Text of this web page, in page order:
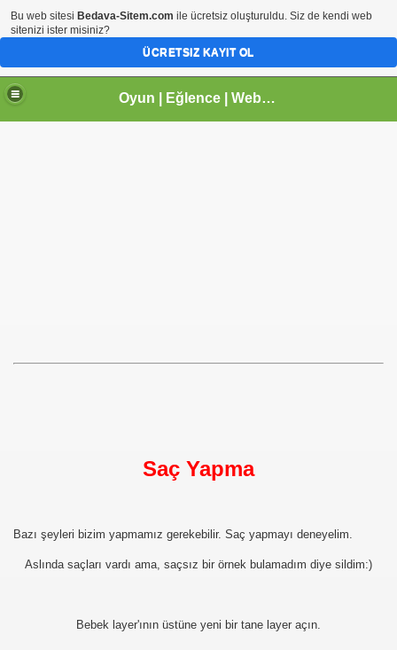
Oyun | Eğlence | Webmaster | tr.gg Paylaşım Sitesi | Arhavi |Kireçlik Köyü
Saç Yapma
Bazı şeyleri bizim yapmamız gerekebilir. Saç yapmayı deneyelim.
Aslında saçları vardı ama, saçsız bir örnek bulamadım diye sildim:)
Bebek layer'ının üstüne yeni bir tane layer açın.
Bu web sitesi Bedava-Sitem.com ile ücretsiz oluşturuldu. Siz de kendi web
sitenizi ister misiniz?
ÜCRETSIZ KAYIT OL